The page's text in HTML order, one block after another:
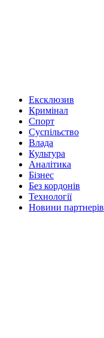
Ексклюзив
Кримінал
Спорт
Суспільство
Влада
Культура
Аналітика
Бізнес
Без кордонів
Технології
Новини партнерів